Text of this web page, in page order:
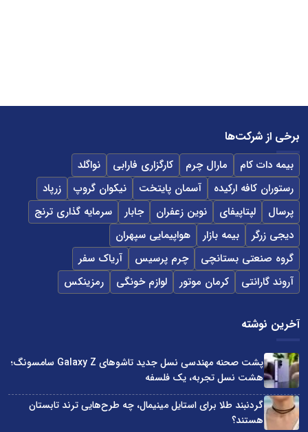
برخی از شرکت‌ها
بیمه دات کام مارال چرم کارگزاری فارابی
نواگلد
رستوران کافه ارکیده
آسمان پایتخت نیکوان گروپ
زرپاد
پرسال
لپتاپیفای نوین زعفران جابار
سرمایه گذاری ترنج
دیجی زرگر
بیمه بازار
هواپیمایی سپهران
گروه صنعتی بستانچی
چرم پرسیس
آریاک سفر
آروند گارانتی
کرمان موتور لوازم خونگی رمزینکس
آخرین نوشته
پشت صحنه مهندسی نسل جدید تاشوهای Galaxy Z سامسونگ؛
هشت نسل تجربه، یک فلسفه
گردنبند طلا برای استایل مینیمال، چه طرح‌هایی ترند تابستان
هستند؟